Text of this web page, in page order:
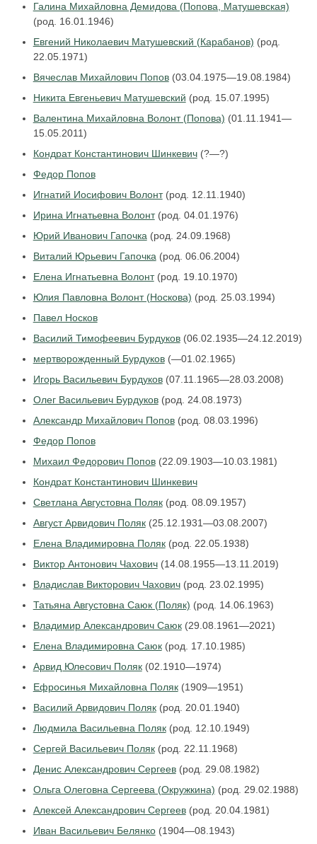
Галина Михайловна Демидова (Попова, Матушевская)
(род. 16.01.1946)
Евгений Николаевич Матушевский (Карабанов) (род.
22.05.1971)
Вячеслав Михайлович Попов(03.04.1975—19.08.1984)
Никита Евгеньевич Матушевский (род. 15.07.1995)
Валентина Михайловна Волонт (Попова) (01.11.1941—
15.05.2011)
Кондрат Константинович Шинкевич(?—?)
Федор Попов
Игнатий Иосифович Волонт(род. 12.11.1940)
Ирина Игнатьевна Волонт(род. 04.01.1976)
Юрий Иванович Гапочка(род. 24.09.1968)
Виталий Юрьевич Гапочка(род. 06.06.2004)
Елена Игнатьевна Волонт(род. 19.10.1970)
Юлия Павловна Волонт (Носкова) (род. 25.03.1994)
Павел Носков
Василий Тимофеевич Бурдуков(06.02.1935—24.12.2019)
мертворожденный Бурдуков(—01.02.1965)
Игорь Васильевич Бурдуков(07.11.1965—28.03.2008)
Олег Васильевич Бурдуков(род. 24.08.1973)
Александр Михайлович Попов(род. 08.03.1996)
Федор Попов
Михаил Федорович Попов(22.09.1903—10.03.1981)
Кондрат Константинович Шинкевич
Светлана Августовна Поляк(род. 08.09.1957)
Август Арвидович Поляк(25.12.1931—03.08.2007)
Елена Владимировна Поляк(род. 22.05.1938)
Виктор Антонович Чахович(14.08.1955—13.11.2019)
Владислав Викторович Чахович(род. 23.02.1995)
Татьяна Августовна Саюк (Поляк) (род. 14.06.1963)
Владимир Александрович Саюк(29.08.1961—2021)
Елена Владимировна Саюк(род. 17.10.1985)
Арвид Юлесович Поляк(02.1910—1974)
Ефросинья Михайловна Поляк(1909—1951)
Василий Арвидович Поляк(род. 20.01.1940)
Людмила Васильевна Поляк(род. 12.10.1949)
Сергей Васильевич Поляк(род. 22.11.1968)
Денис Александрович Сергеев(род. 29.08.1982)
Ольга Олеговна Сергеева (Окружкина) (род. 29.02.1988)
Алексей Александрович Сергеев(род. 20.04.1981)
Иван Васильевич Белянко(1904—08.1943)